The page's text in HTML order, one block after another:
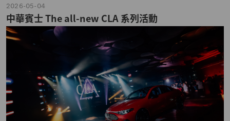
2026-05-04
中華賓士 The all-new CLA 系列活動